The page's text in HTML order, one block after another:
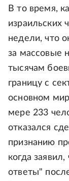
В то время,
израильских
недели, что
за массовые
тысячам
границу с
основном
мере 233
отказался
признанию
когда
ответы"